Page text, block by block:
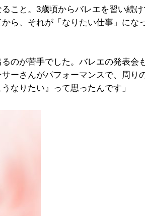
こと。3歳頃からバレエを習い続け
ら、それが「なりたい仕事」にな
のが苦手でした。バレエの発表会も
ーさんがパフォーマンスで、周り
なりたい』って思ったんです」